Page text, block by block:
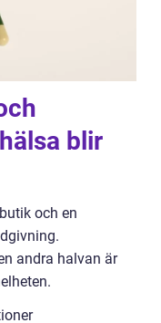
blir
och en
andra halvan är